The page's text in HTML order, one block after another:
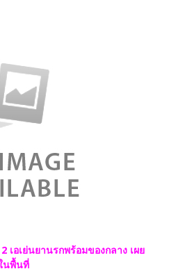
เอเย่นยานรกพร้อมของกลาง เผย
นพื้นที่